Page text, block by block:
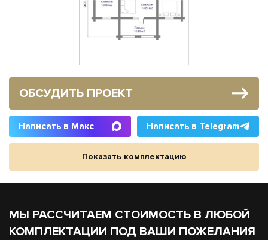
ОБСУДИТЬ ПРОЕКТ
Написать в Макс Написать в Telegram
Показать комплектацию
МЫ РАССЧИТАЕМ СТОИМОСТЬ В ЛЮБОЙ
КОМПЛЕКТАЦИИ ПОД ВАШИ ПОЖЕЛАНИЯ